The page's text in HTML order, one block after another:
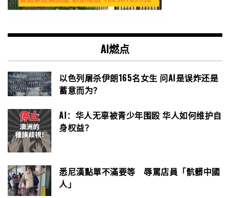
AI燃点
以色列屠杀伊朗165名女生 问AI是误炸还是
蓄意而为？
AI：华人无辜被青少年围殴 华人如何维护自
身权益？
悉尼漢點單不滿要等 辱罵店員「骯髒中國
人」